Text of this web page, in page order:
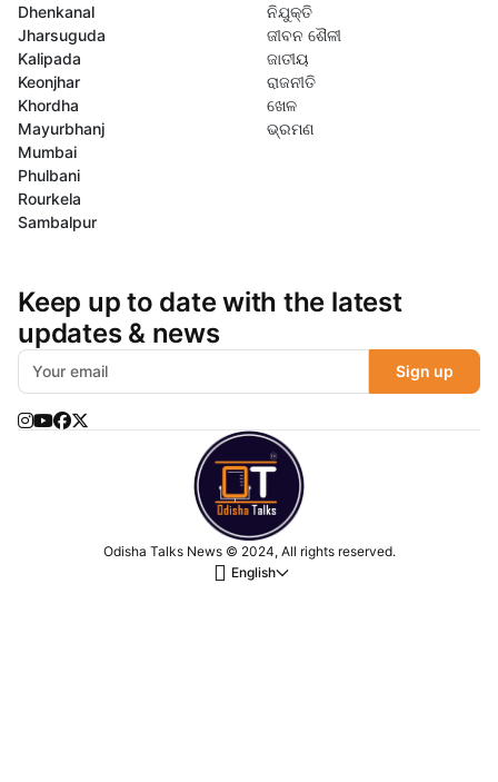
Dhenkanal
Jharsuguda
Kalipada
Keonjhar
Khordha
Mayurbhanj
Mumbai
Phulbani
Rourkela
Sambalpur
ନିଯୁକ୍ତି
ଜୀବନ ଶୈଳୀ
ଜାତୀୟ
ରାଜନୀତି
ଖେଳ
ଭ୍ରମଣ
Keep up to date with the latest
updates & news
Sign up
Odisha Talks News © 2024, All rights reserved.
English